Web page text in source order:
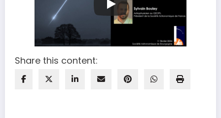
Share this content: